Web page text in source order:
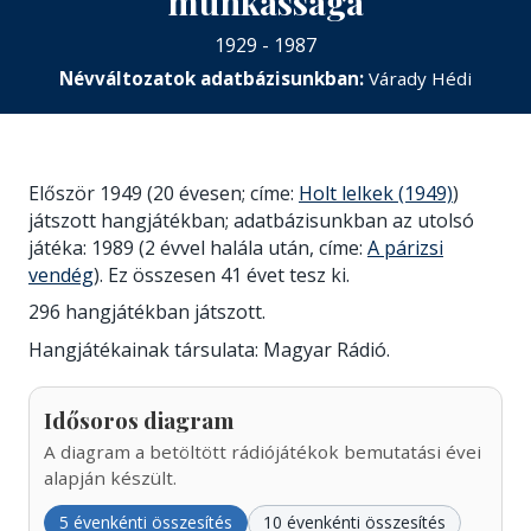
1929 - 1987
Névváltozatok adatbázisunkban: Várady Hédi
Először 1949 (20 évesen; címe: Holt lelkek (1949))
játszott hangjátékban; adatbázisunkban az utolsó
játéka: 1989 (2 évvel halála után, címe: A párizsi
vendég). Ez összesen 41 évet tesz ki.
296 hangjátékban játszott.
Hangjátékainak társulata: Magyar Rádió.
Idősoros diagram
A diagram a betöltött rádiójátékok bemutatási évei
alapján készült.
5 évenkénti összesítés 10 évenkénti összesítés